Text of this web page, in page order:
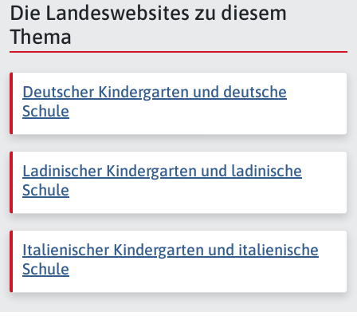
Die Landeswebsites zu diesem
Thema
Deutscher Kindergarten und deutsche
Schule
Ladinischer Kindergarten und ladinische
Schule
Italienischer Kindergarten und italienische
Schule